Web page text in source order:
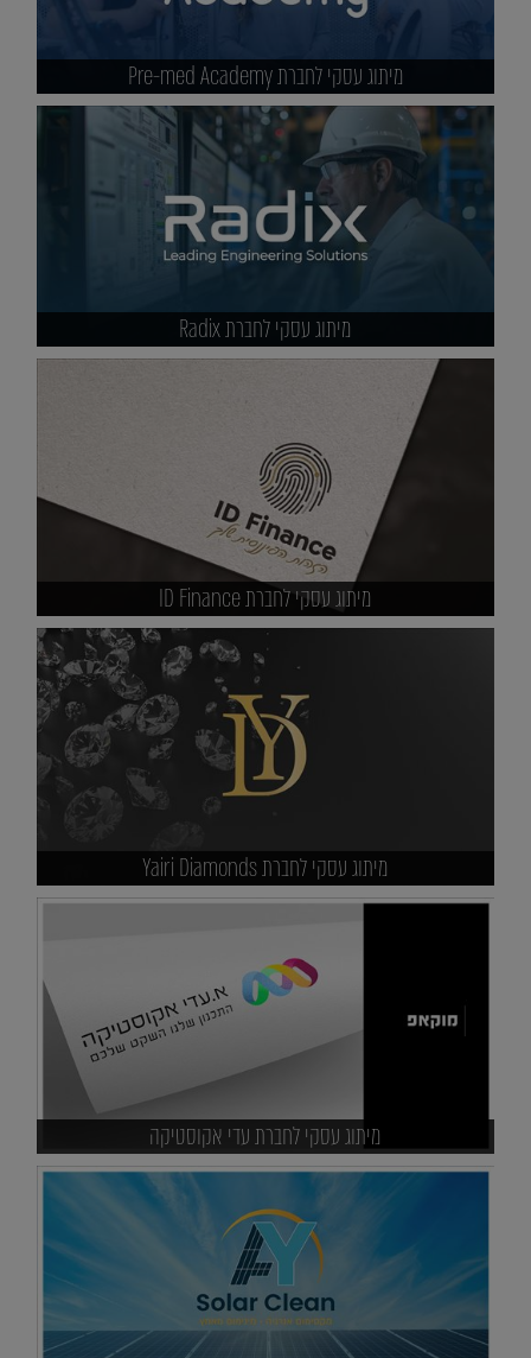
מיתוג עסקי לחברת Pre-med Academy
מיתוג עסקי לחברת Radix
מיתוג עסקי לחברת ID Finance
מיתוג עסקי לחברת Yairi Diamonds
מיתוג עסקי לחברת עדי אקוסטיקה